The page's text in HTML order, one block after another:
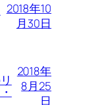
2018年10
月30日
2018年
8月25
日